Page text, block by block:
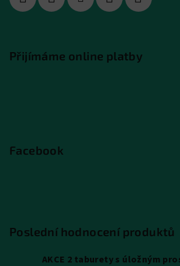
Přijímáme online platby
Facebook
Poslední hodnocení produktů
AKCE 2 taburety s úložným